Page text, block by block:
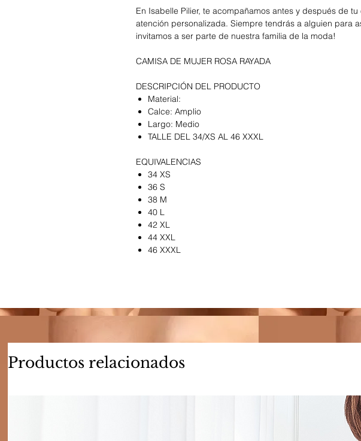
En Isabelle Pilier, te acompañamos antes y después de
atención personalizada. Siempre tendrás a alguien para
invitamos a ser parte de nuestra familia de la moda!
CAMISA DE MUJER ROSA RAYADA
DESCRIPCIÓN DEL PRODUCTO
Material:
Calce: Amplio
Largo: Medio
TALLE DEL 34/XS AL 46 XXXL
EQUIVALENCIAS
34 XS
36 S
38 M
40 L
42 XL
44 XXL
46 XXXL
Productos relacionados